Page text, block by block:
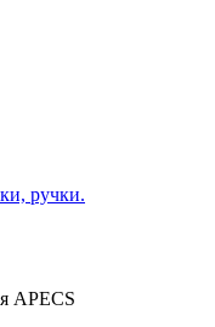
APECS